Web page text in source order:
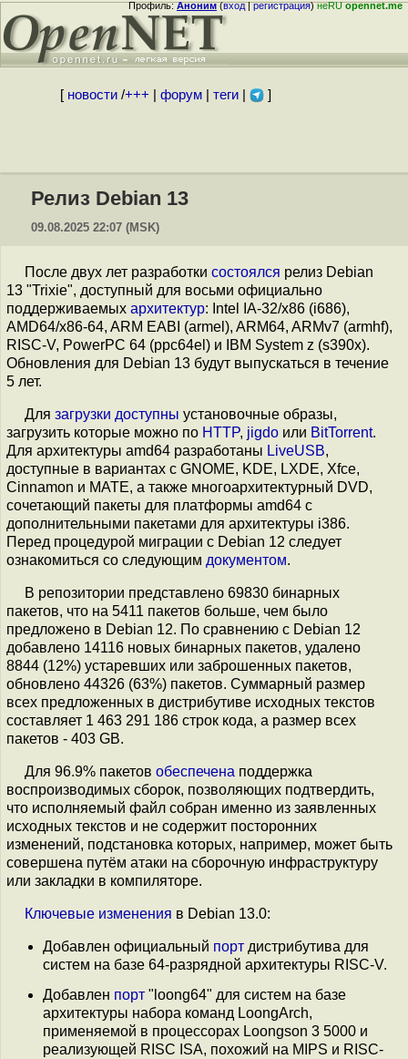
Профиль:Аноним(вход|регистрация)неRUopennet.me
[ новости/+++ форум| теги| ]
Релиз Debian 13
09.08.2025 22:07 (MSK)
После двух лет разработки состоялся релиз Debian
13 "Trixie", доступный для восьми официально
поддерживаемых архитектур: Intel IA-32/x86 (i686),
AMD64/x86-64, ARM EABI (armel), ARM64, ARMv7 (armhf),
RISC-V, PowerPC 64 (ppc64el) и IBM System z (s390x).
Обновления для Debian 13 будут выпускаться в течение
5 лет.
Для загрузки доступны установочные образы,
загрузить которые можно по HTTP, jigdo или BitTorrent.
Для архитектуры amd64 разработаны LiveUSB,
доступные в вариантах с GNOME, KDE, LXDE, Xfce,
Cinnamon и MATE, а также многоархитектурный DVD,
сочетающий пакеты для платформы amd64 с
дополнительными пакетами для архитектуры i386.
Перед процедурой миграции с Debian 12 следует
ознакомиться со следующим документом.
В репозитории представлено 69830 бинарных
пакетов, что на 5411 пакетов больше, чем было
предложено в Debian 12. По сравнению с Debian 12
добавлено 14116 новых бинарных пакетов, удалено
8844 (12%) устаревших или заброшенных пакетов,
обновлено 44326 (63%) пакетов. Суммарный размер
всех предложенных в дистрибутиве исходных текстов
составляет 1 463 291 186 строк кода, а размер всех
пакетов - 403 GB.
Для 96.9% пакетов обеспечена поддержка
воспроизводимых сборок, позволяющих подтвердить,
что исполняемый файл собран именно из заявленных
исходных текстов и не содержит посторонних
изменений, подстановка которых, например, может быть
совершена путём атаки на сборочную инфраструктуру
или закладки в компиляторе.
Ключевые изменения в Debian 13.0:
Добавлен официальный порт дистрибутива для
систем на базе 64-разрядной архитектуры RISC-V.
Добавлен порт "loong64" для систем на базе
архитектуры набора команд LoongArch,
применяемой в процессорах Loongson 3 5000 и
реализующей RISC ISA, похожий на MIPS и RISC-